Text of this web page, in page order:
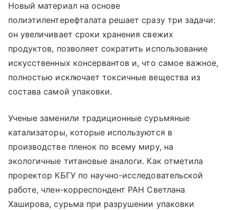
Новый материал на основе
полиэтилентерефталата решает сразу три задачи:
он увеличивает сроки хранения свежих
продуктов, позволяет сократить использование
искусственных консервантов и, что самое важное,
полностью исключает токсичные вещества из
состава самой упаковки.
Ученые заменили традиционные сурьмяные
катализаторы, которые используются в
производстве пленок по всему миру, на
экологичные титановые аналоги. Как отметила
проректор КБГУ по научно-исследовательской
работе, член-корреспондент РАН Светлана
Хаширова, сурьма при разрушении упаковки